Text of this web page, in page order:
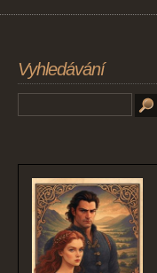
Vyhledávání